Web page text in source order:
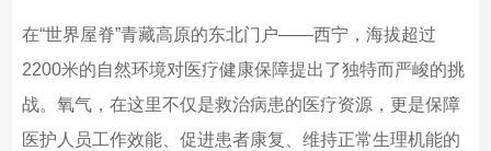
在“世界屋脊”青藏高原的东北门户——西宁，海拔超过
2200米的自然环境对医疗健康保障提出了独特而严峻的挑
战。氧气，在这里不仅是救治病患的医疗资源，更是保障
医护人员工作效能、促进患者康复、维持正常生理机能的